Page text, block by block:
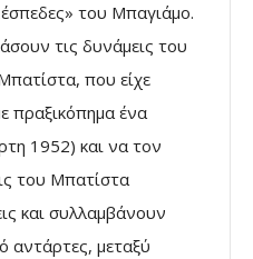
του Μπαγιάμο.
τις δυνάμεις του
που είχε
πραξικόπημα ένα
1952) και να τον
του Μπατίστα
και συλλαμβάνουν
αντάρτες, μεταξύ